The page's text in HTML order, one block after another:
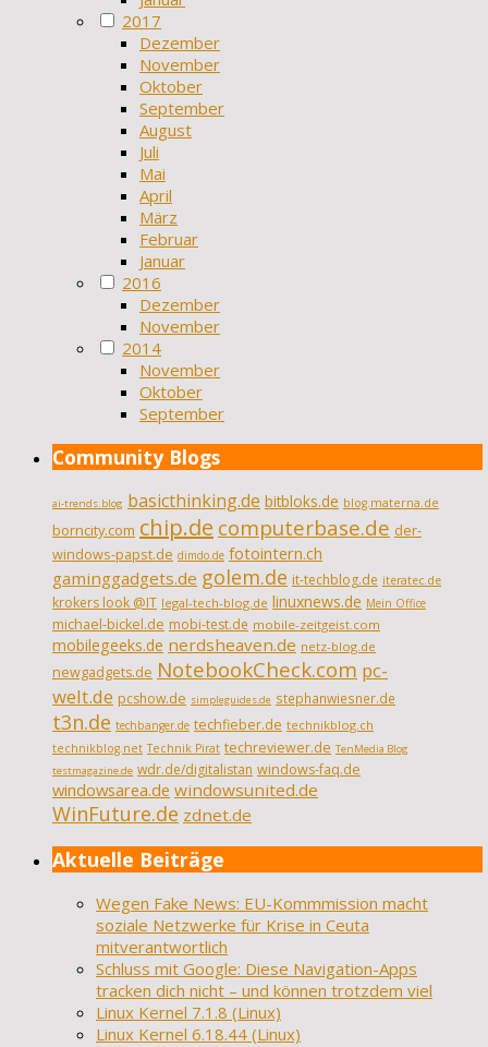
2017
Dezember
November
Oktober
September
August
Juli
Mai
April
März
Februar
Januar
2016
Dezember
November
2014
November
Oktober
September
Community Blogs
ai-trends.blog basicthinking.de bitbloks.de blog.materna.de
borncity.com chip.de computerbase.de der-
windows-papst.de dimdo.de fotointern.ch
gaminggadgets.de golem.de it-techblog.de iteratec.de
krokers look @IT legal-tech-blog.de linuxnews.de Mein Office
michael-bickel.de mobi-test.de mobile-zeitgeist.com
mobilegeeks.de nerdsheaven.de netz-blog.de
newgadgets.de NotebookCheck.com pc-
welt.de pcshow.de simpleguides.de stephanwiesner.de
t3n.de techbanger.de techfieber.de technikblog.ch
technikblog.net Technik Pirat techreviewer.de TenMedia Blog
testmagazine.de wdr.de/digitalistan windows-faq.de
windowsarea.de windowsunited.de
WinFuture.de zdnet.de
Aktuelle Beiträge
Wegen Fake News: EU-Kommmission macht
soziale Netzwerke für Krise in Ceuta
mitverantwortlich
Schluss mit Google: Diese Navigation-Apps
tracken dich nicht – und können trotzdem viel
Linux Kernel 7.1.8 (Linux)
Linux Kernel 6.18.44 (Linux)